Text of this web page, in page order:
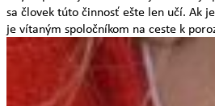
sa človek túto činnosť ešte len učí. Ak
je vítaným spoločníkom na ceste k